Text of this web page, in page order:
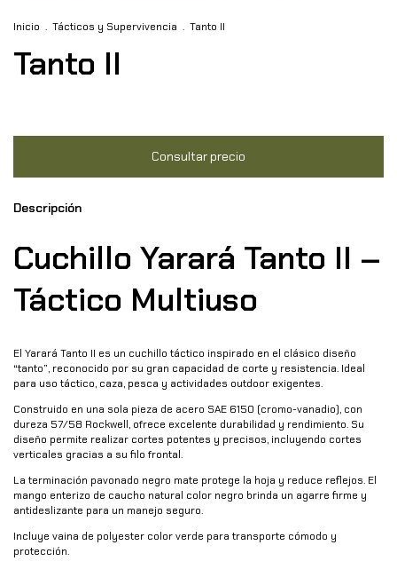
Inicio . Tácticos y Supervivencia . Tanto II
Tanto II
Descripción
Cuchillo Yarará Tanto II –
Táctico Multiuso
El Yarará Tanto II es un cuchillo táctico inspirado en el clásico diseño
“tanto”, reconocido por su gran capacidad de corte y resistencia. Ideal
para uso táctico, caza, pesca y actividades outdoor exigentes.
Construido en una sola pieza de acero SAE 6150 (cromo-vanadio), con
dureza 57/58 Rockwell, ofrece excelente durabilidad y rendimiento. Su
diseño permite realizar cortes potentes y precisos, incluyendo cortes
verticales gracias a su filo frontal.
La terminación pavonado negro mate protege la hoja y reduce reflejos. El
mango enterizo de caucho natural color negro brinda un agarre firme y
antideslizante para un manejo seguro.
Incluye vaina de polyester color verde para transporte cómodo y
protección.